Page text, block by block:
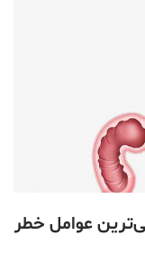
عوامل خطر